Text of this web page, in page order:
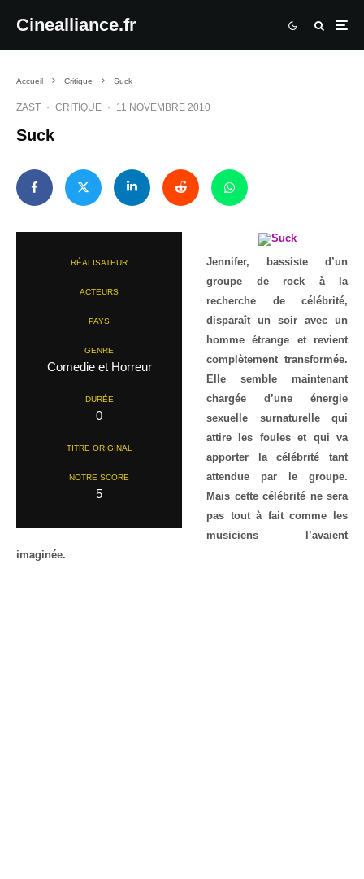
Cinealliance.fr
Accueil Critique Suck
ZAST · CRITIQUE · 11 NOVEMBRE 2010
Suck
RÉALISATEUR
ACTEURS
PAYS
GENRE
Comedie et Horreur
DURÉE
0
TITRE ORIGINAL
NOTRE SCORE
5
Jennifer, bassiste d’un
groupe de rock à la
recherche de célébrité,
disparaît un soir avec un
homme étrange et revient
complètement transformée.
Elle semble maintenant
chargée d’une énergie
sexuelle surnaturelle qui
attire les foules et qui va
apporter la célébrité tant
attendue par le groupe.
Mais cette célébrité ne sera
pas tout à fait comme les
musiciens l’avaient
imaginée.